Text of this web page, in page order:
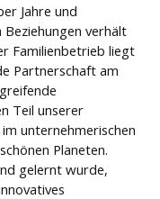
Jahre und
Beziehungen verhält
Familienbetrieb liegt
Partnerschaft am
Teil unserer
unternehmerischen
Planeten.
gelernt wurde,